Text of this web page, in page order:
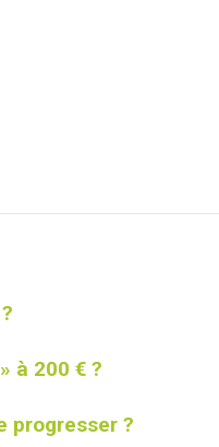
à 200 € ?
progresser ?